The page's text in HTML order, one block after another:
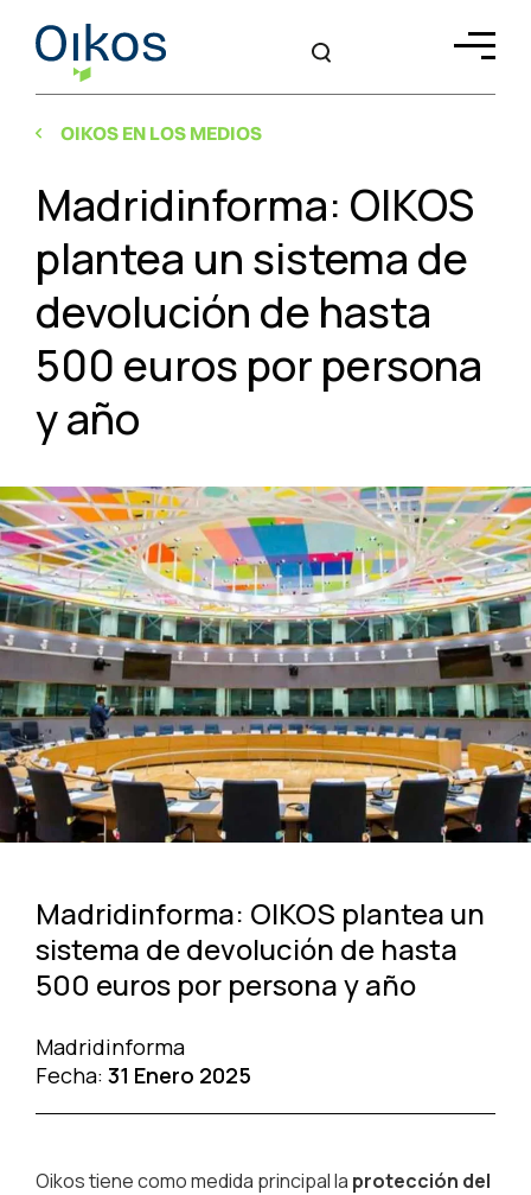
OIKOS EN LOS MEDIOS
Madridinforma: OIKOS
plantea un sistema de
devolución de hasta
500 euros por persona
y año
Madridinforma: OIKOS plantea un
sistema de devolución de hasta
500 euros por persona y año
Madridinforma
Fecha: 31 Enero 2025
Oikos tiene como medida principal la protección del